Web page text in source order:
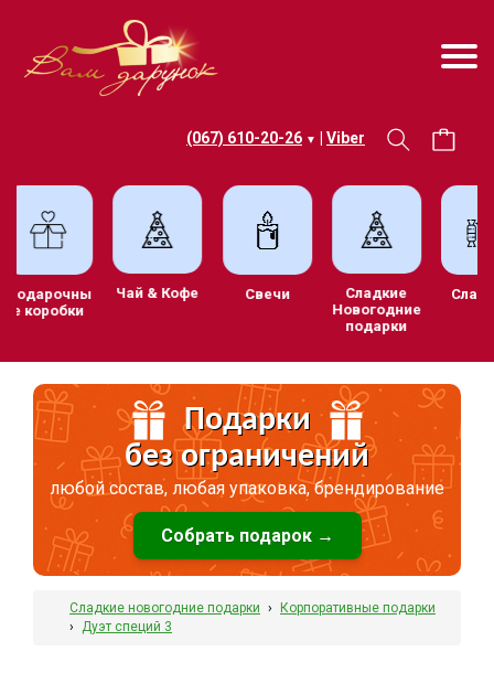
(067) 610-20-26 ▼ Viber
Подарочны
е коробки
Чай & Кофе Свечи
Сладкие
Новогодние
подарки
Подарки
без ограничений
любой состав, любая упаковка, брендирование
Собрать подарок →
Сладкие новогодние подарки › Корпоративные подарки
›
Дуэт специй 3